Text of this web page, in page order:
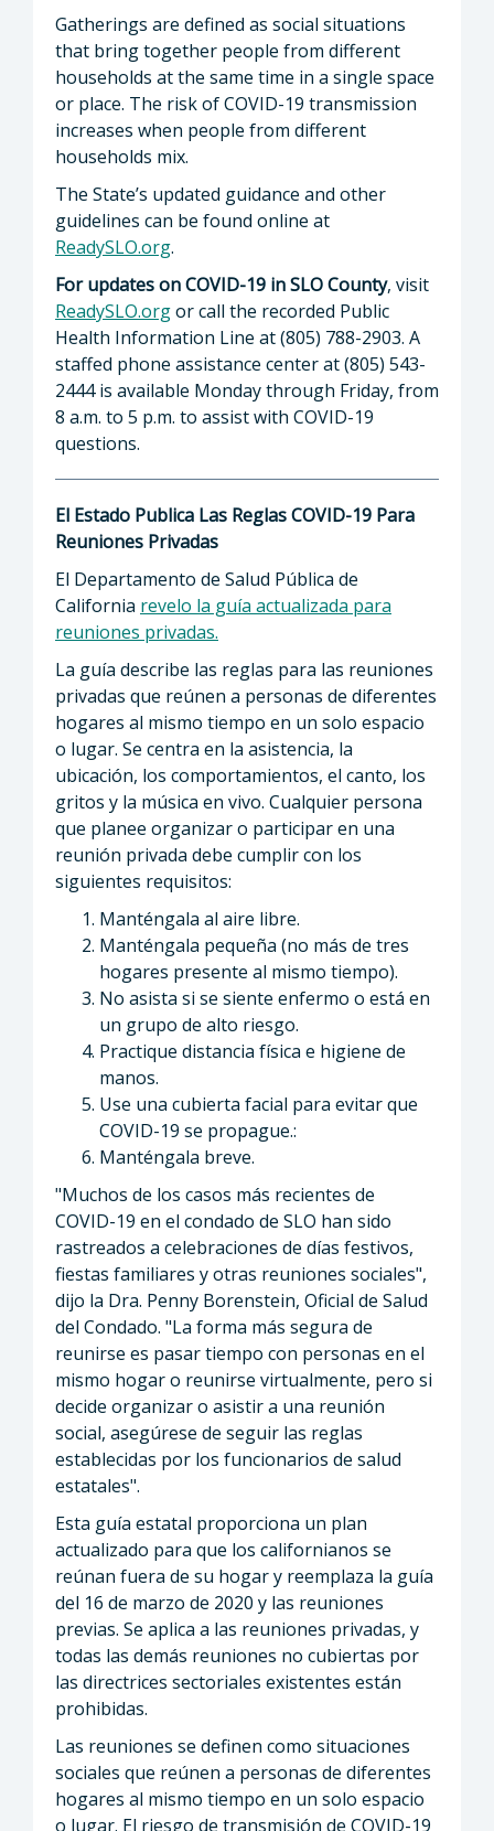
Gatherings are defined as social situations
that bring together people from different
households at the same time in a single space
or place. The risk of COVID-19 transmission
increases when people from different
households mix.
The State’s updated guidance and other
guidelines can be found online at
ReadySLO.org.
For updates on COVID-19 in SLO County, visit
ReadySLO.orgor call the recorded Public
Health Information Line at (805) 788-2903. A
staffed phone assistance center at (805) 543-
2444 is available Monday through Friday, from
8 a.m. to 5 p.m. to assist with COVID-19
questions.
El Estado Publica Las Reglas COVID-19 Para
Reuniones Privadas
El Departamento de Salud Pública de
California revelo la guía actualizada para
reuniones privadas.
La guía describe las reglas para las reuniones
privadas que reúnen a personas de diferentes
hogares al mismo tiempo en un solo espacio
o lugar. Se centra en la asistencia, la
ubicación, los comportamientos, el canto, los
gritos y la música en vivo. Cualquier persona
que planee organizar o participar en una
reunión privada debe cumplir con los
siguientes requisitos:
Manténgala al aire libre.
Manténgala pequeña (no más de tres
hogares presente al mismo tiempo).
No asista si se siente enfermo o está en
un grupo de alto riesgo.
Practique distancia física e higiene de
manos.
Use una cubierta facial para evitar que
COVID-19 se propague.:
Manténgala breve.
"Muchos de los casos más recientes de
COVID-19 en el condado de SLO han sido
rastreados a celebraciones de días festivos,
fiestas familiares y otras reuniones sociales",
dijo la Dra. Penny Borenstein, Oficial de Salud
del Condado. "La forma más segura de
reunirse es pasar tiempo con personas en el
mismo hogar o reunirse virtualmente, pero si
decide organizar o asistir a una reunión
social, asegúrese de seguir las reglas
establecidas por los funcionarios de salud
estatales".
Esta guía estatal proporciona un plan
actualizado para que los californianos se
reúnan fuera de su hogar y reemplaza la guía
del 16 de marzo de 2020 y las reuniones
previas. Se aplica a las reuniones privadas, y
todas las demás reuniones no cubiertas por
las directrices sectoriales existentes están
prohibidas.
Las reuniones se definen como situaciones
sociales que reúnen a personas de diferentes
hogares al mismo tiempo en un solo espacio
o lugar. El riesgo de transmisión de COVID-19